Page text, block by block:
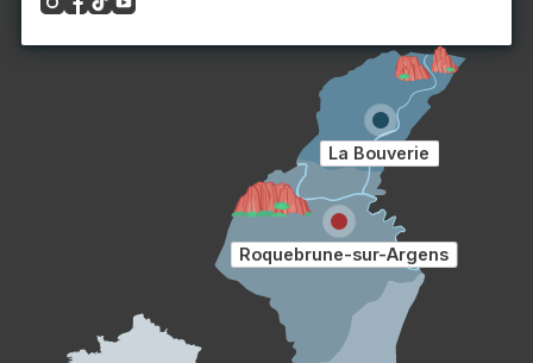
La Bouverie
Roquebrune-sur-Argens